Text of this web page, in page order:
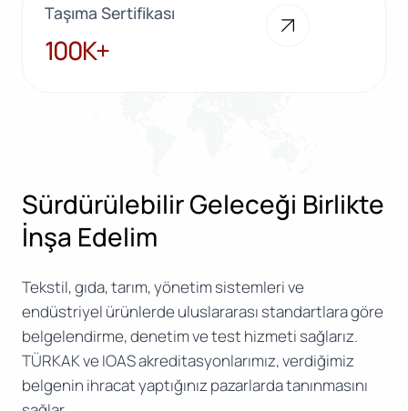
Taşıma Sertifikası
100K+
100K+
Sürdürülebilir Geleceği Birlikte
İnşa Edelim
Tekstil, gıda, tarım, yönetim sistemleri ve
endüstriyel ürünlerde uluslararası standartlara göre
belgelendirme, denetim ve test hizmeti sağlarız.
TÜRKAK ve IOAS akreditasyonlarımız, verdiğimiz
belgenin ihracat yaptığınız pazarlarda tanınmasını